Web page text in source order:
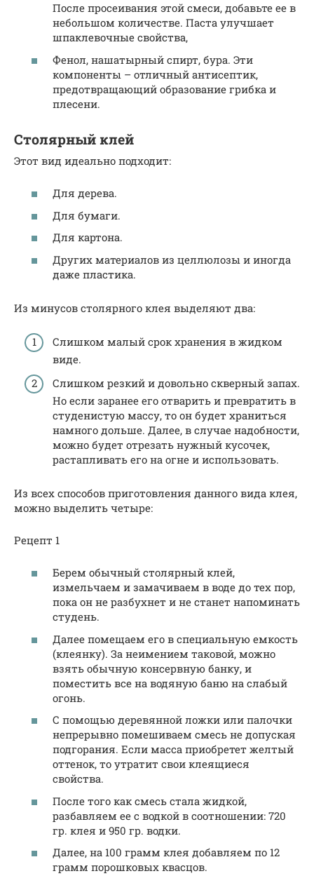
После просеивания этой смеси, добавьте ее в
небольшом количестве. Паста улучшает
шпаклевочные свойства,
Фенол, нашатырный спирт, бура. Эти
компоненты – отличный антисептик,
предотвращающий образование грибка и
плесени.
Столярный клей
Этот вид идеально подходит:
Для дерева.
Для бумаги.
Для картона.
Других материалов из целлюлозы и иногда
даже пластика.
Из минусов столярного клея выделяют два:
Слишком малый срок хранения в жидком
виде.
Слишком резкий и довольно скверный запах.
Но если заранее его отварить и превратить в
студенистую массу, то он будет храниться
намного дольше. Далее, в случае надобности,
можно будет отрезать нужный кусочек,
растапливать его на огне и использовать.
Из всех способов приготовления данного вида клея,
можно выделить четыре:
Рецепт 1
Берем обычный столярный клей,
измельчаем и замачиваем в воде до тех пор,
пока он не разбухнет и не станет напоминать
студень.
Далее помещаем его в специальную емкость
(клеянку). За неимением таковой, можно
взять обычную консервную банку, и
поместить все на водяную баню на слабый
огонь.
С помощью деревянной ложки или палочки
непрерывно помешиваем смесь не допуская
подгорания. Если масса приобретет желтый
оттенок, то утратит свои клеящиеся
свойства.
После того как смесь стала жидкой,
разбавляем ее с водкой в соотношении: 720
гр. клея и 950 гр. водки.
Далее, на 100 грамм клея добавляем по 12
грамм порошковых квасцов.